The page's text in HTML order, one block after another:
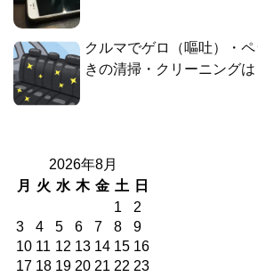
クルマでゲロ（嘔吐）・
きの清掃・クリーニングは
2026年8月
月
火 水 木 金 土 日
1
2
3
4 5 6 7 8
9
10 11 12 13 14 15 16
17 18 19 20 21 22 23